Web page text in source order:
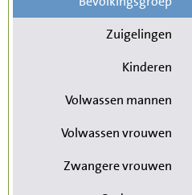
Zuigelingen
Kinderen
Volwassen mannen
Volwassen vrouwen
Zwangere vrouwen